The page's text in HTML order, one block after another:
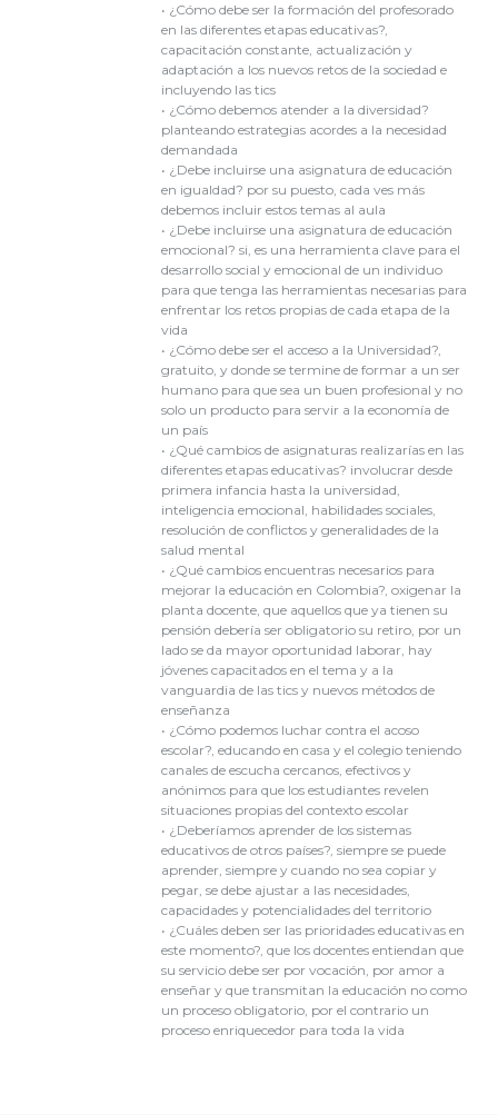
• ¿Cómo debe ser la formación del profesorado
en las diferentes etapas educativas?,
capacitación constante, actualización y
adaptación a los nuevos retos de la sociedad e
incluyendo las tics
• ¿Cómo debemos atender a la diversidad?
planteando estrategias acordes a la necesidad
demandada
• ¿Debe incluirse una asignatura de educación
en igualdad? por su puesto, cada ves más
debemos incluir estos temas al aula
• ¿Debe incluirse una asignatura de educación
emocional? si, es una herramienta clave para el
desarrollo social y emocional de un individuo
para que tenga las herramientas necesarias para
enfrentar los retos propias de cada etapa de la
vida
• ¿Cómo debe ser el acceso a la Universidad?,
gratuito, y donde se termine de formar a un ser
humano para que sea un buen profesional y no
solo un producto para servir a la economía de
un país
• ¿Qué cambios de asignaturas realizarías en las
diferentes etapas educativas? involucrar desde
primera infancia hasta la universidad,
inteligencia emocional, habilidades sociales,
resolución de conflictos y generalidades de la
salud mental
• ¿Qué cambios encuentras necesarios para
mejorar la educación en Colombia?, oxigenar la
planta docente, que aquellos que ya tienen su
pensión debería ser obligatorio su retiro, por un
lado se da mayor oportunidad laborar, hay
jóvenes capacitados en el tema y a la
vanguardia de las tics y nuevos métodos de
enseñanza
• ¿Cómo podemos luchar contra el acoso
escolar?, educando en casa y el colegio teniendo
canales de escucha cercanos, efectivos y
anónimos para que los estudiantes revelen
situaciones propias del contexto escolar
• ¿Deberíamos aprender de los sistemas
educativos de otros países?, siempre se puede
aprender, siempre y cuando no sea copiar y
pegar, se debe ajustar a las necesidades,
capacidades y potencialidades del territorio
• ¿Cuáles deben ser las prioridades educativas en
este momento?, que los docentes entiendan que
su servicio debe ser por vocación, por amor a
enseñar y que transmitan la educación no como
un proceso obligatorio, por el contrario un
proceso enriquecedor para toda la vida